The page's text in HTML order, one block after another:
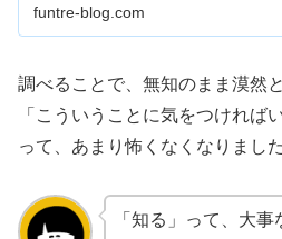
funtre-blog.com
調べることで、無知のまま漠然
「こういうことに気をつければ
って、あまり怖くなくなりました
「知る」って、大事